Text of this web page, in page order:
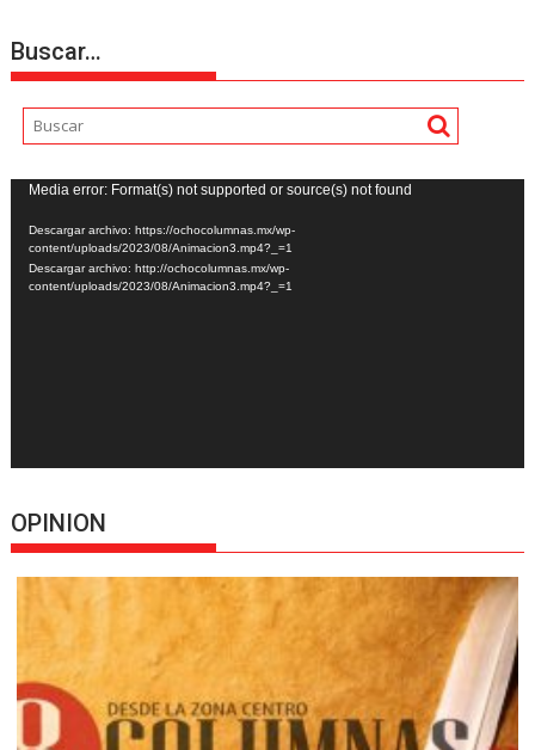
Buscar…
Reproductor
de
vídeo
Media error: Format(s) not supported or source(s) not found
Descargar archivo: https://ochocolumnas.mx/wp-
content/uploads/2023/08/Animacion3.mp4?_=1
Descargar archivo: http://ochocolumnas.mx/wp-
content/uploads/2023/08/Animacion3.mp4?_=1
OPINION